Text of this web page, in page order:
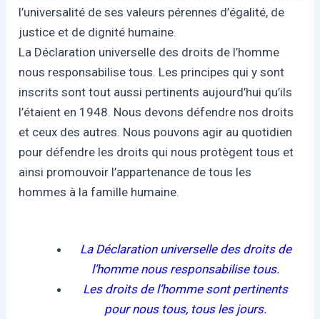
l’universalité de ses valeurs pérennes d’égalité, de
justice et de dignité humaine.
La Déclaration universelle des droits de l’homme
nous responsabilise tous. Les principes qui y sont
inscrits sont tout aussi pertinents aujourd’hui qu’ils
l’étaient en 1948. Nous devons défendre nos droits
et ceux des autres. Nous pouvons agir au quotidien
pour défendre les droits qui nous protègent tous et
ainsi promouvoir l’appartenance de tous les
hommes à la famille humaine.
La Déclaration universelle des droits de
l’homme nous responsabilise tous.
Les droits de l’homme sont pertinents
pour nous tous, tous les jours.